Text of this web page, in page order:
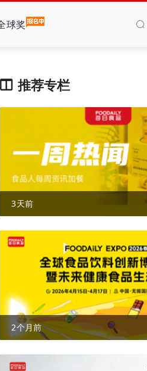
球奖
推荐专栏
3天前
2个月前